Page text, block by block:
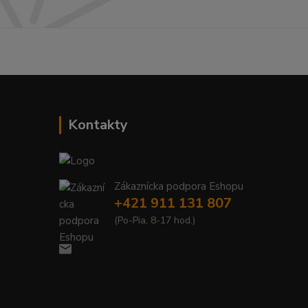
Kontakty
Zákaznícka podpora Eshopu
+421 911 131 807
(Po-Pia, 8-17 hod.)